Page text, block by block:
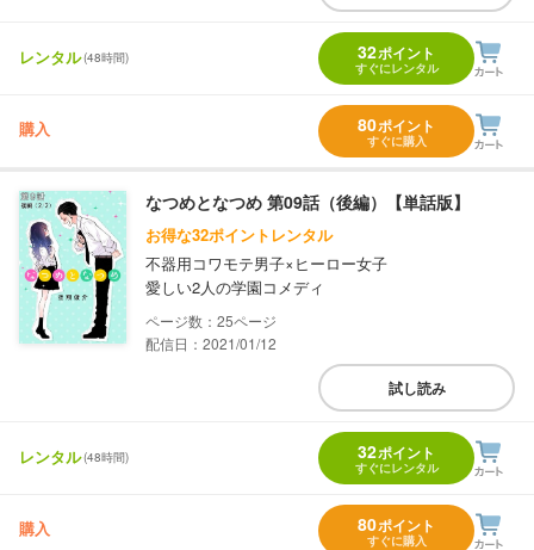
レンタル(48時間) 32ポイント
すぐにレンタル
購入 80ポイント
すぐに購入
なつめとなつめ 第09話（後編）【単話版】
お得な32ポイントレンタル
不器用コワモテ男子×ヒーロー女子
愛しい2人の学園コメディ
25
配信日：2021/01/12
試し読み
レンタル(48時間) 32ポイント
すぐにレンタル
購入 80ポイント
すぐに購入